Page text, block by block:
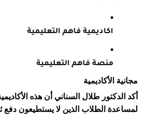
اكاديمية فاهم التعليمية
منصة فاهم التعليمية
مجانية الأكاديمية